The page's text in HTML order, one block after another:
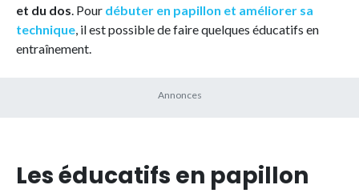
et du dos. Pour débuter en papillon et améliorer sa
technique, il est possible de faire quelques éducatifs en
entraînement.
Les éducatifs en papillon